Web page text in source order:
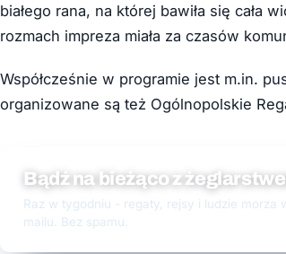
białego rana, na której bawiła się cała
rozmach impreza miała za czasów
Współcześnie w programie jest m.in.
organizowane są też Ogólnopolskie
Bądź na bieżąco z
Raz w tygodniu - regaty, rejsy i ludzie morza
mailu. Bez spamu.